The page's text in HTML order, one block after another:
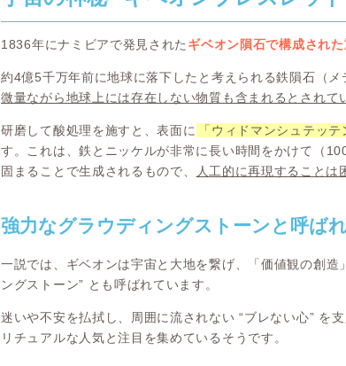
1836年にナミビアで発見された ギベオン隕石で構成され
約4億5千万年前に地球に落下したと考えられる鉄隕石（メ
微量ながら地球上には存在しない物質も含まれるとされて
研磨して酸処理を施すと、表面に 「ウィドマンシュテッ
す。これは、鉄とニッケルが非常に長い時間をかけて（
固まることで生成されるもので、
人工的に再現することは
強力なグラウディングストーンと呼ば
一説では、ギベオンは宇宙と大地を繋げ、「価値観の創造
ングストーン” とも呼ばれています。
迷いや不安を払拭し、周囲に流されない “ブレない心” を
リチュアルな人気と注目を集めているそうです。